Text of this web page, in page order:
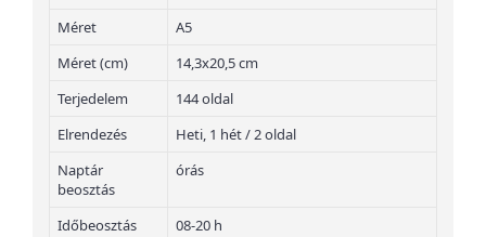
Méret
A5
Méret (cm)
14,3x20,5 cm
Terjedelem
144 oldal
Elrendezés
Heti, 1 hét / 2 oldal
Naptár
beosztás
órás
Időbeosztás
08-20 h